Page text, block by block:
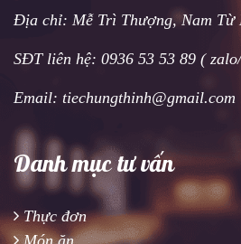
Địa chỉ: Mễ Trì Thượng, Nam Từ
SĐT liên hệ: 0936 53 53 89 (
Email: tiechungthinh@gmail.com
Danh mục tư vấn
Thực đơn
Món ăn